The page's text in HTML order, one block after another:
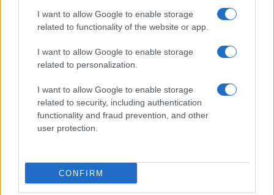
I want to allow Google to enable storage
related to functionality of the website or app.
I want to allow Google to enable storage
related to personalization.
I want to allow Google to enable storage
related to security, including authentication
functionality and fraud prevention, and other
user protection.
CONFIRM
Sitios recomendados
Resultados de ciclismo en vivo
Copyright © 2021. MetaCiclismo.